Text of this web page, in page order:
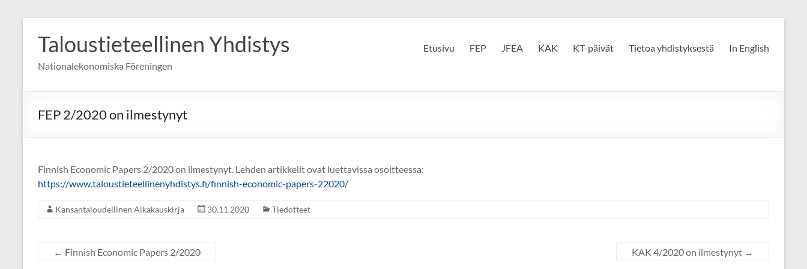
content
Taloustieteellinen Yhdistys
Nationalekonomiska Föreningen
Etusivu FEP JFEA KAK KT-päivät Tietoa yhdistyksestä In English
FEP 2/2020 on ilmestynyt
Finnish Economic Papers 2/2020 on ilmestynyt. Lehden artikkelit ovat luettavissa osoitteessa:
https://www.taloustieteellinenyhdistys.fi/finnish-economic-papers-22020/
Kansantaloudellinen Aikakauskirja 30.11.2020 Tiedotteet
← Finnish Economic Papers 2/2020 KAK 4/2020 on ilmestynyt →